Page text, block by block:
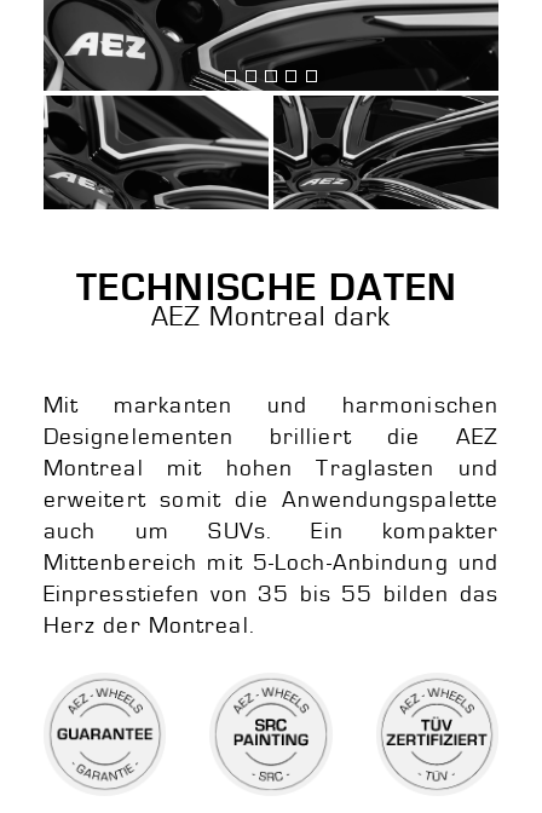
Bild
anzeigen
Bild
anzeigen
Bild
anzeigen
Bild
anzeigen
Bild
anzeigen
TECHNISCHE DATEN
AEZ Montreal dark
Mit markanten und harmonischen
Designelementen brilliert die AEZ
Montreal mit hohen Traglasten und
erweitert somit die Anwendungspalette
auch um SUVs. Ein kompakter
Mittenbereich mit 5-Loch-Anbindung und
Einpresstiefen von 35 bis 55 bilden das
Herz der Montreal.